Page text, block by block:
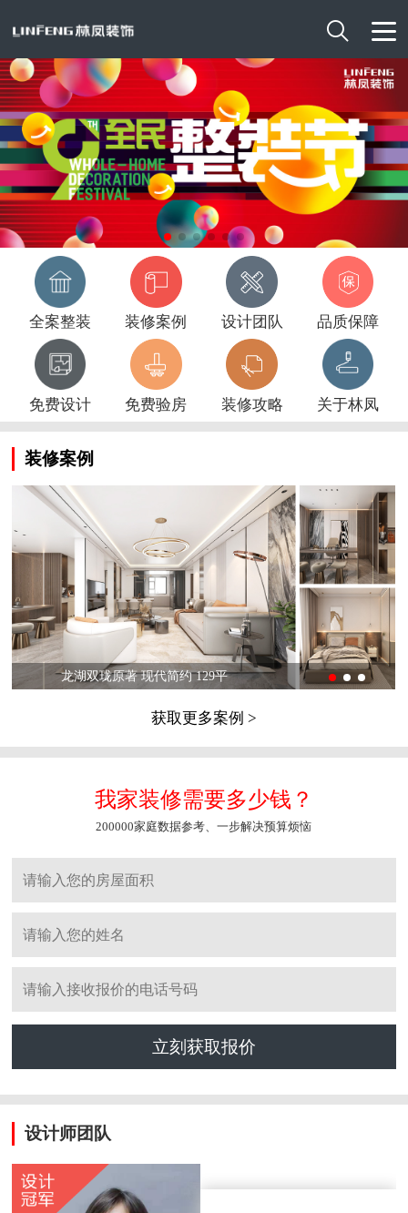

全案整装 装修案例 设计团队 品质保障
免费设计 免费验房 装修攻略 关于林凤
装修案例
龙湖双珑原著 现代简约 129平
获取更多案例 >
我家装修需要多少钱？
200000家庭数据参考、一步解决预算烦恼
立刻获取报价
设计师团队